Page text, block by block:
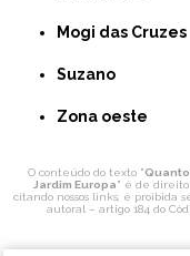
Mogi das Cruzes
Suzano
Zona oeste
O conteúdo do texto "
Jardim Europa" é de direito
citando nossos links, é proibida
autoral – artigo 184 do